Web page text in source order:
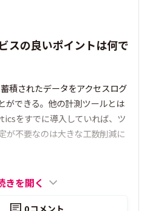
スの良いポイントは何で
積されたデータをアクセスログ
ができる。他の計測ツールとは
をすでに導入していれば、ツ
が不要なのは大きな工数削減に
きを開く
0コメント